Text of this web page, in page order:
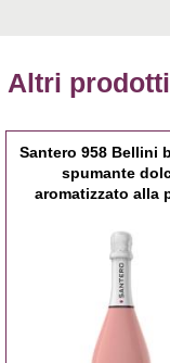
Altri
Santero 958 Bellini
spumante
aromatizzato alla